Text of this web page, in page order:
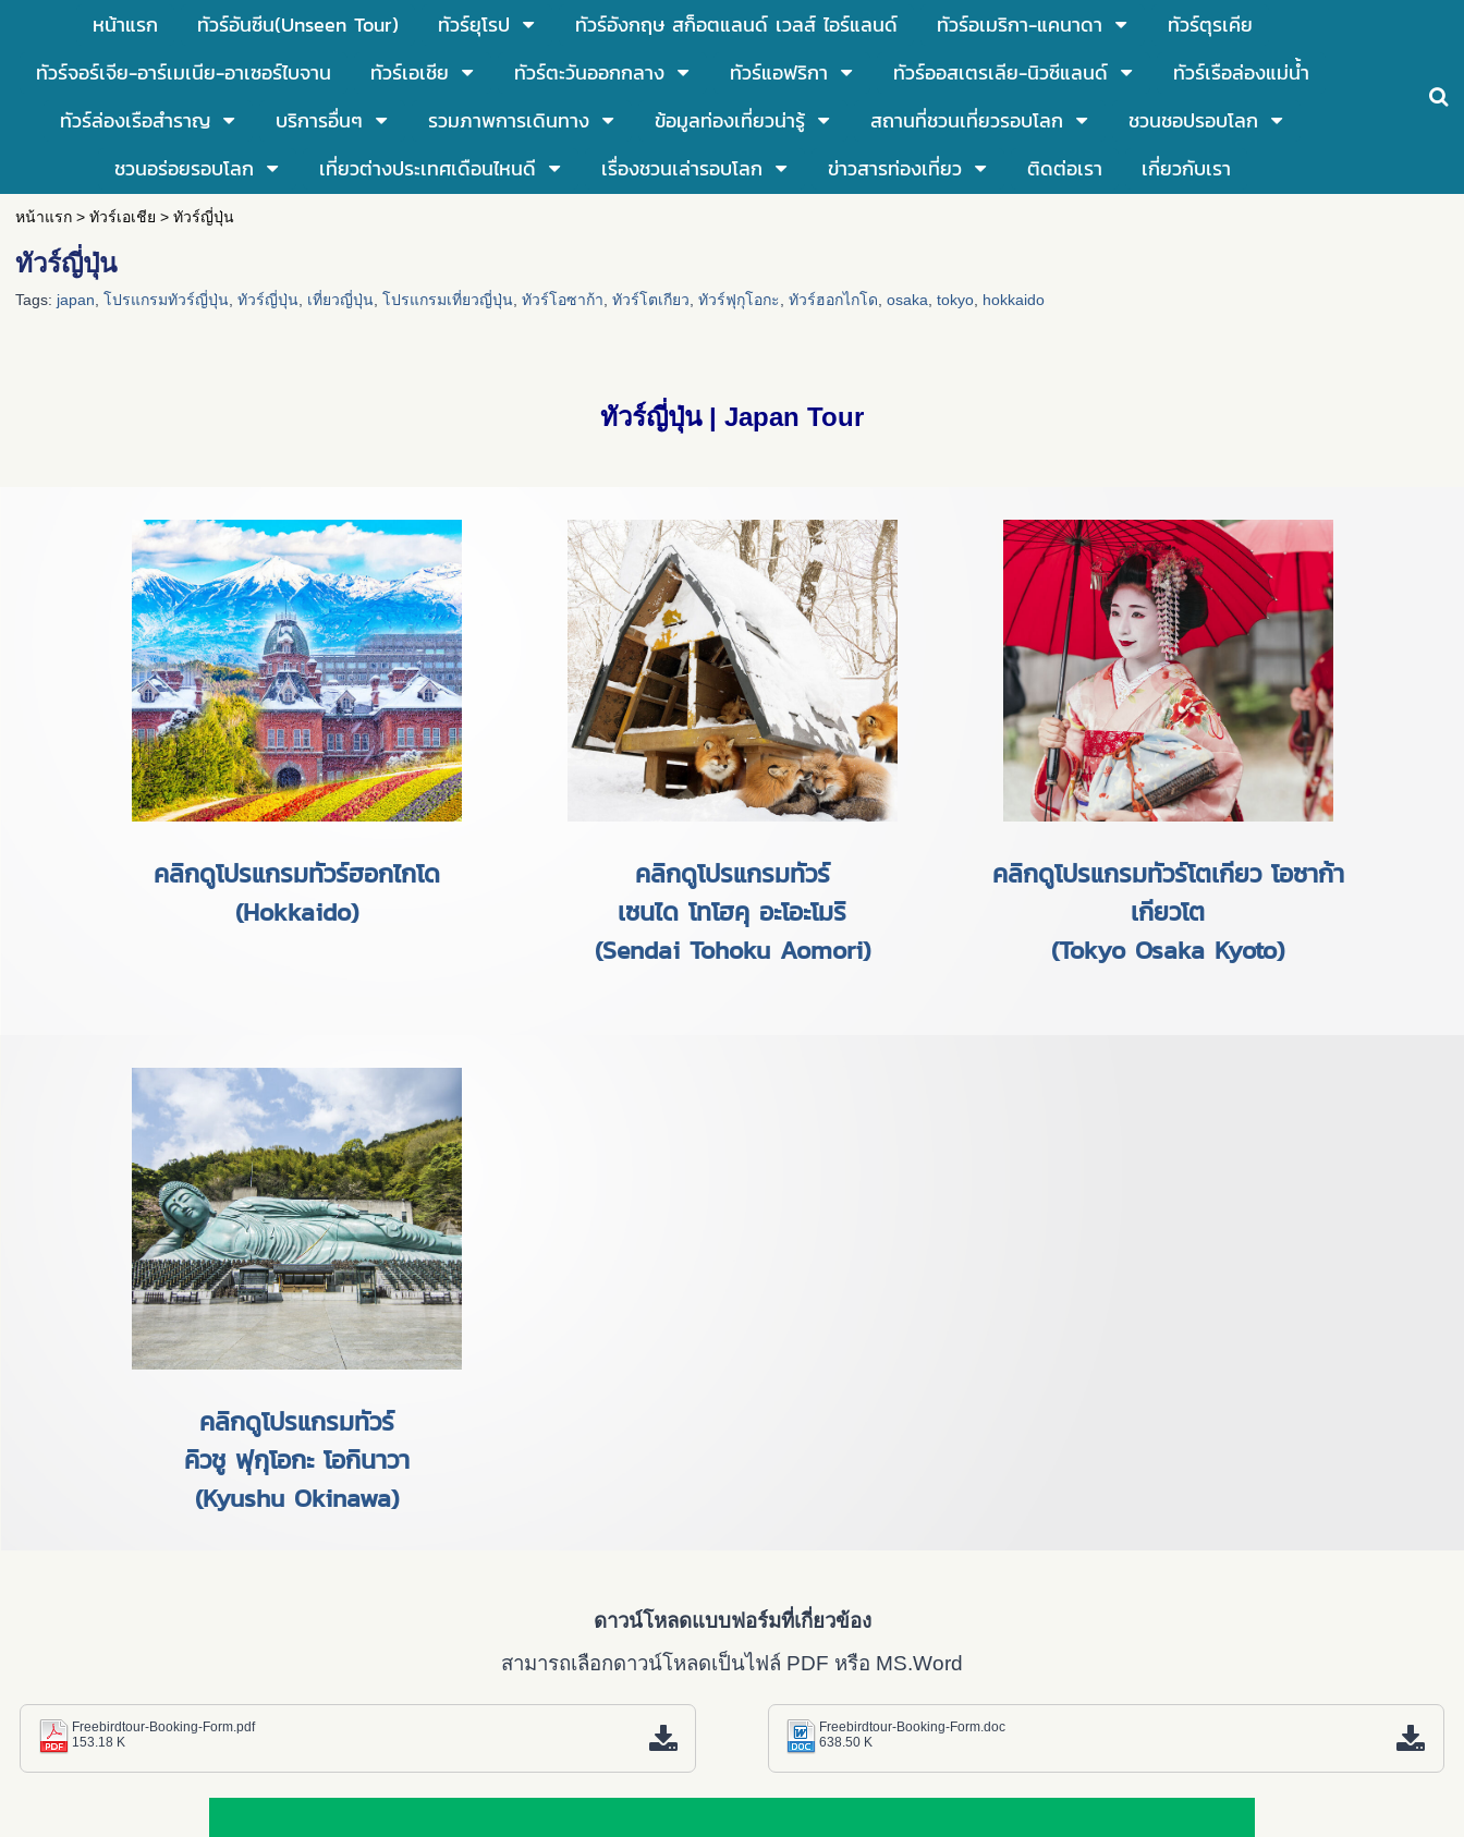
หน้าแรก ทัวร์อันซีน(Unseen Tour) ทัวร์ยุโรป ทัวร์อังกฤษ สก็อตแลนด์ เวลส์ ไอร์แลนด์ ทัวร์อเมริกา-แคนาดา
ทัวร์ตุรเคีย
ทัวร์จอร์เจีย-อาร์เมเนีย-อาเซอร์ไบจาน
ทัวร์เอเชีย ทัวร์ตะวันออกกลาง ทัวร์แอฟริกา ทัวร์ออสเตรเลีย-นิวซีแลนด์
ทัวร์เรือล่องแม่น้ำ
ทัวร์ล่องเรือสำราญ
บริการอื่นๆ รวมภาพการเดินทาง ข้อมูลท่องเที่ยวน่ารู้ สถานที่ชวนเที่ยวรอบโลก
ชวนชอปรอบโลก
ชวนอร่อยรอบโลก
เที่ยวต่างประเทศเดือนไหนดี เรื่องชวนเล่ารอบโลก ข่าวสารท่องเที่ยว ติดต่อเรา เกี่ยวกับเรา
หน้าแรก> ทัวร์เอเชีย > ทัวร์ญี่ปุ่น
ทัวร์ญี่ปุ่น
Tags: japan โปรแกรมทัวร์ญี่ปุ่น ทัวร์ญี่ปุ่น เที่ยวญี่ปุ่น โปรแกรมเที่ยวญี่ปุ่น ทัวร์โอซาก้า ทัวร์โตเกียว ทัวร์ฟุกุโอกะ ทัวร์ฮอกไกโด osaka tokyo hokkaido
ทัวร์ญี่ปุ่น | Japan Tour
คลิกดูโปรแกรมทัวร์ฮอกไกโด
(Hokkaido)
คลิกดูโปรแกรมทัวร์
เซนได โทโฮคุ อะโอะโมริ
(Sendai Tohoku Aomori)
คลิกดูโปรแกรมทัวร์โตเกียว โอซาก้า
เกียวโต
(Tokyo Osaka Kyoto)
คลิกดูโปรแกรมทัวร์
คิวชู ฟุกุโอกะ โอกินาวา
(Kyushu Okinawa)
ดาวน์โหลดแบบฟอร์มที่เกี่ยวข้อง
สามารถเลือกดาวน์โหลดเป็นไฟล์ PDF หรือ MS.Word
Freebirdtour-Booking-Form.pdf
153.18 K
Freebirdtour-Booking-Form.doc
638.50 K